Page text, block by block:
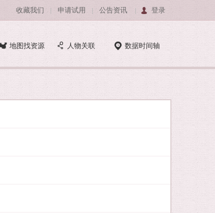
收藏我们 申请试用 公告资讯 登录
地图找资源 人物关联 数据时间轴